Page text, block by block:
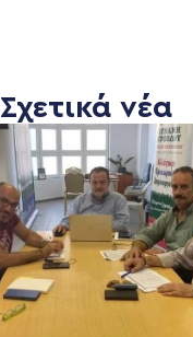
Σχετικά νέα